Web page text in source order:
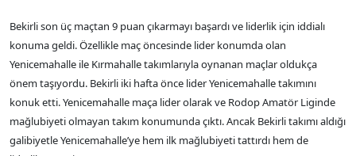
Bekirli son üç maçtan 9 puan çıkarmayı başardı ve liderlik için iddialı
konuma geldi. Özellikle maç öncesinde lider konumda olan
Yenicemahalle ile Kırmahalle takımlarıyla oynanan maçlar oldukça
önem taşıyordu. Bekirli iki hafta önce lider Yenicemahalle takımını
konuk etti. Yenicemahalle maça lider olarak ve Rodop Amatör Liginde
mağlubiyeti olmayan takım konumunda çıktı. Ancak Bekirli takımı aldığı
galibiyetle Yenicemahalle’ye hem ilk mağlubiyeti tattırdı hem de